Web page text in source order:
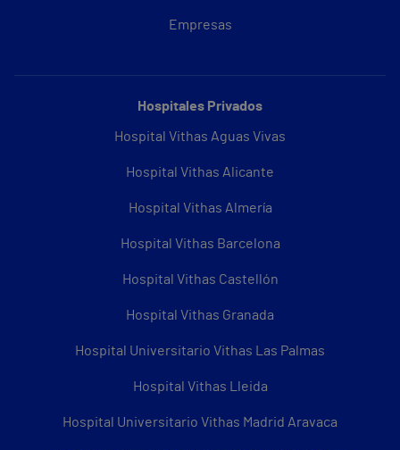
Empresas
Hospitales Privados
Hospital Vithas Aguas Vivas
Hospital Vithas Alicante
Hospital Vithas Almería
Hospital Vithas Barcelona
Hospital Vithas Castellón
Hospital Vithas Granada
Hospital Universitario Vithas Las Palmas
Hospital Vithas Lleida
Hospital Universitario Vithas Madrid Aravaca